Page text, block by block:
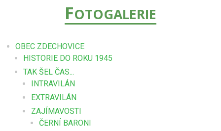
FOTOGALERIE
OBEC ZDECHOVICE
HISTORIE DO ROKU 1945
TAK ŠEL ČAS...
INTRAVILÁN
EXTRAVILÁN
ZAJÍMAVOSTI
ČERNÍ BARONI